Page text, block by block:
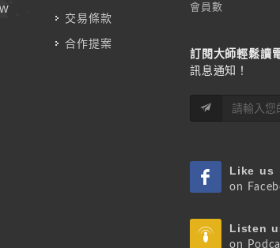
交易條款
合作提案
會員數
訂閱大師輕鬆讀
訊息通知！
Like us
on
Listen
on